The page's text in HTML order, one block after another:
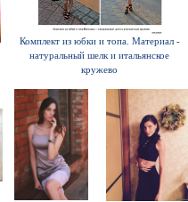
Комплект из юбки и топа. Материал -
натуральный шелк и итальянское
кружево